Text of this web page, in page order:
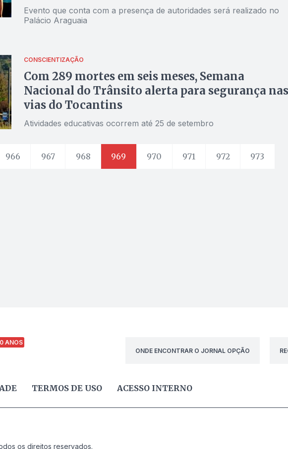
Evento que conta com a presença de autoridades será realizado no
Palácio Araguaia
CONSCIENTIZAÇÃO
Com 289 mortes em seis meses, Semana
Nacional do Trânsito alerta para segurança nas
vias do Tocantins
Atividades educativas ocorrem até 25 de setembro
966 967 968 969 970 971 972 973
ANOS
ONDE ENCONTRAR O JORNAL OPÇÃO
TERMOS DE USO ACESSO INTERNO
os direitos reservados.